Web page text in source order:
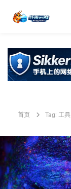
首页 Tag: 工具